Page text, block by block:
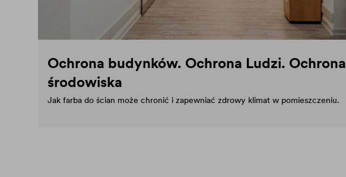
Ochrona budynków. Ochrona Ludzi. Ochrona
środowiska
Jak farba do ścian może chronić i zapewniać zdrowy klimat w pomieszczeniu.